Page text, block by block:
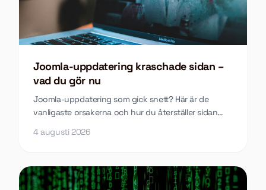
Joomla-uppdatering kraschade sidan –
vad du gör nu
Joomla-uppdatering som gick snett? Här är de
vanligaste orsakerna och hur du återställer sidan
4 augusti 2026